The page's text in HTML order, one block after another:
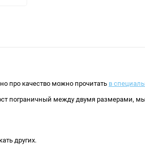
про качество можно прочитать в
пограничный между двумя размерами,
других.